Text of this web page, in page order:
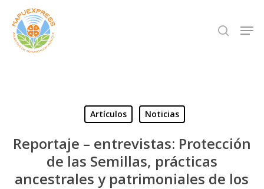
Skip
main
search
Artículos Noticias
Reportaje – entrevistas: Protección
de las Semillas, prácticas
ancestrales y patrimoniales de los
Close